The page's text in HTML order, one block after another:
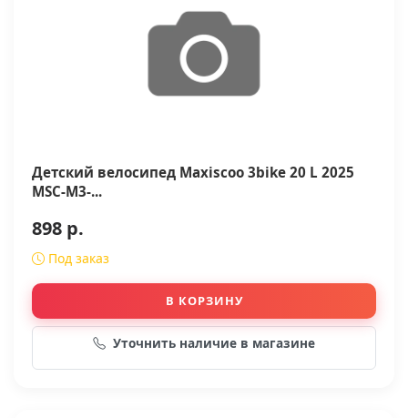
Детский велосипед Maxiscoo 3bike 20 L 2025
MSC-M3-...
898 р.
Под заказ
В КОРЗИНУ
Уточнить наличие в магазине